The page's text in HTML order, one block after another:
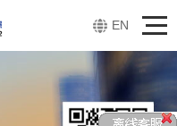
EN